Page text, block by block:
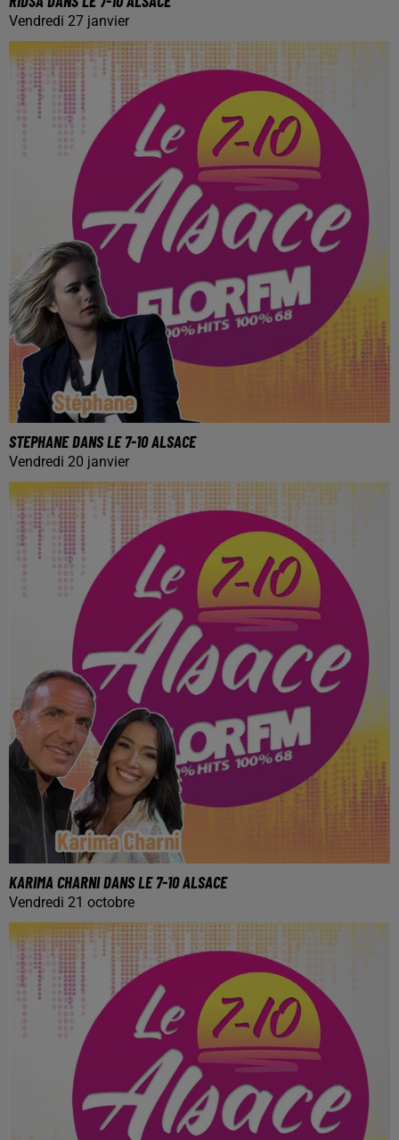
Vendredi 27 janvier
STEPHANE DANS LE 7-10 ALSACE
Vendredi 20 janvier
KARIMA CHARNI DANS LE 7-10 ALSACE
Vendredi 21 octobre